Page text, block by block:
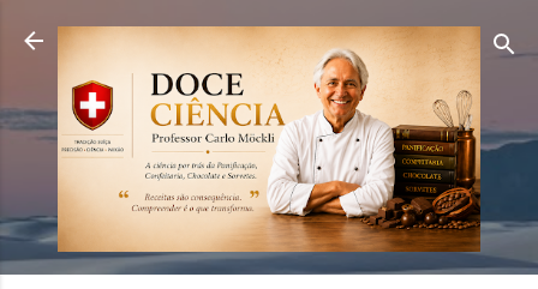
Pular para o conteúdo principal